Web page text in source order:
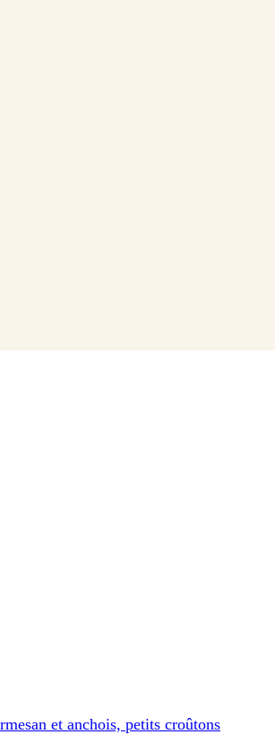
et anchois, petits croûtons